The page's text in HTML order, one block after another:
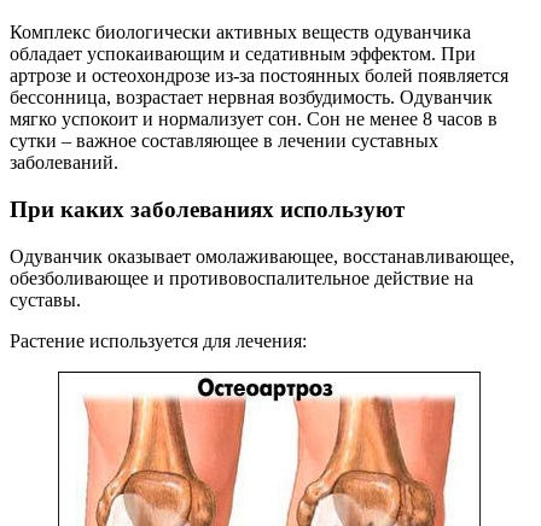
Комплекс биологически активных веществ одуванчика
обладает успокаивающим и седативным эффектом. При
артрозе и остеохондрозе из‐за постоянных болей появляется
бессонница, возрастает нервная возбудимость. Одуванчик
мягко успокоит и нормализует сон. Сон не менее 8 часов в
сутки – важное составляющее в лечении суставных
заболеваний.
При каких заболеваниях используют
Одуванчик оказывает омолаживающее, восстанавливающее,
обезболивающее и противовоспалительное действие на
суставы.
Растение используется для лечения: